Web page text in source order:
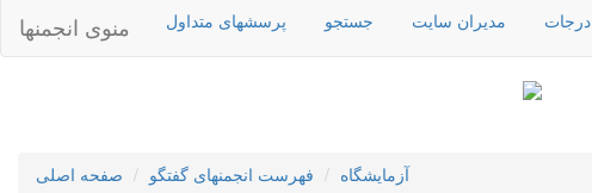
منوی انجمنها پرسشهای متداول جستجو مدیران سایت درجات
صفحه اصلی فهرست انجمنهای گفتگو آزمایشگاه